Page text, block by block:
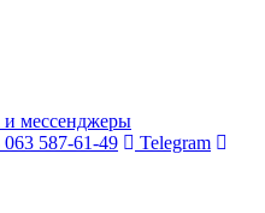
и мессенджеры
063 587-61-49
Telegram